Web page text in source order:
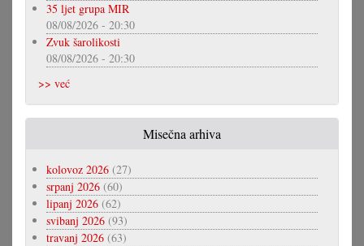
35 ljet grupa MIR
08/08/2026 - 20:30
Zvuk šarolikosti
08/08/2026 - 20:30
>> već
Misečna arhiva
kolovoz 2026 (27)
srpanj 2026 (60)
lipanj 2026 (62)
svibanj 2026 (93)
travanj 2026 (63)